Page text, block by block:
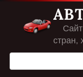
Перейти
контенту
стран,
Поиск: